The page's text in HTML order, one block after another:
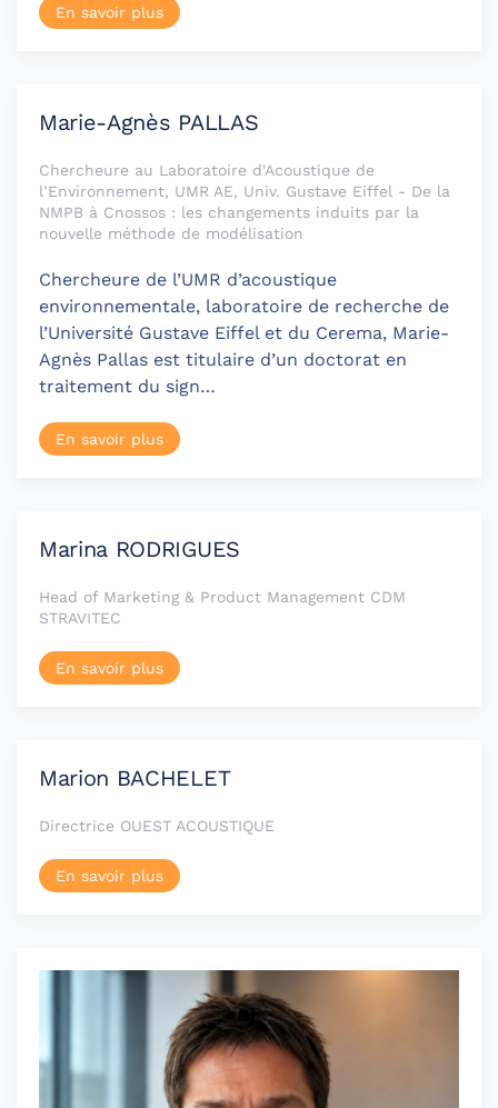
En savoir plus
Marie-Agnès PALLAS
Chercheure au Laboratoire d'Acoustique de
l’Environnement, UMR AE, Univ. Gustave Eiffel - De la
NMPB à Cnossos : les changements induits par la
nouvelle méthode de modélisation
Chercheure de l’UMR d’acoustique
environnementale, laboratoire de recherche de
l’Université Gustave Eiffel et du Cerema, Marie-
Agnès Pallas est titulaire d’un doctorat en
traitement du sign…
En savoir plus
Marina RODRIGUES
Head of Marketing & Product Management CDM
STRAVITEC
En savoir plus
Marion BACHELET
Directrice OUEST ACOUSTIQUE
En savoir plus